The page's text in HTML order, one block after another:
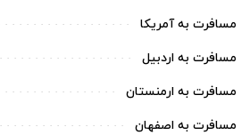
مسافرت به آمریکا
مسافرت به اردبیل
مسافرت به ارمنستان
مسافرت به اصفهان